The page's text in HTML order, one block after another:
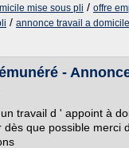
mise sous pli / offre
/ annonce travail a
-
travail d ' appoint à
que possible merci